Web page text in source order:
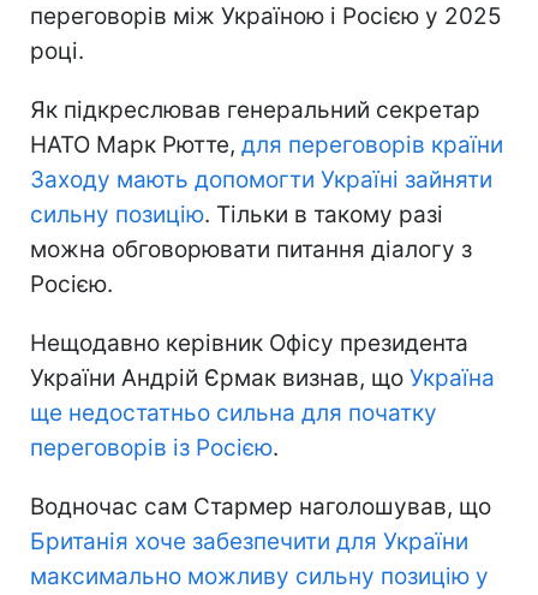
переговорів між Україною і Росією у 2025
році.
Як підкреслював генеральний секретар
НАТО Марк Рютте, для переговорів країни
Заходу мають допомогти Україні зайняти
сильну позицію. Тільки в такому разі
можна обговорювати питання діалогу з
Росією.
Нещодавно керівник Офісу президента
України Андрій Єрмак визнав, що Україна
ще недостатньо сильна для початку
переговорів із Росією.
Водночас сам Стармер наголошував, що
Британія хоче забезпечити для України
максимально можливу сильну позицію у